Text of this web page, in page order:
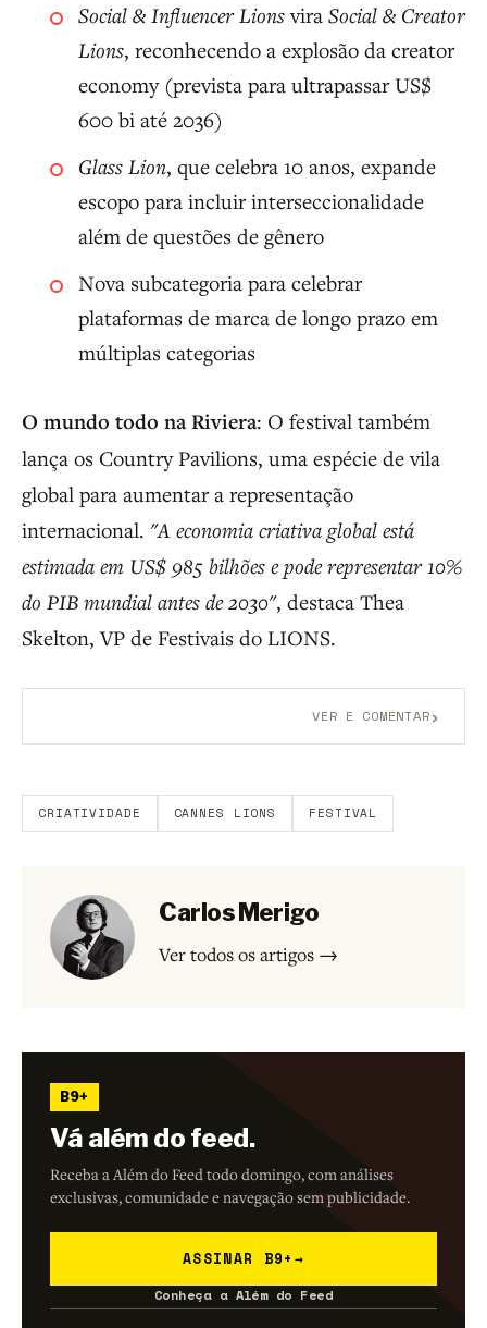
Social & Influencer Lionsvira Social & Creator
Lions, reconhecendo a explosão da creator
economy (prevista para ultrapassar US$
600 bi até 2036)
Glass Lion, que celebra 10 anos, expande
escopo para incluir interseccionalidade
além de questões de gênero
Nova subcategoria para celebrar
plataformas de marca de longo prazo em
múltiplas categorias
O mundo todo na Riviera: O festival também
lança os Country Pavilions, uma espécie de vila
global para aumentar a representação
internacional. "A economia criativa global está
estimada em US$ 985 bilhões e pode representar 10%
do PIB mundial antes de 2030", destaca Thea
Skelton, VP de Festivais do LIONS.
VER E COMENTAR›
CRIATIVIDADE CANNES LIONS FESTIVAL
Carlos Merigo
Ver todos os artigos →
B9+
Vá além do feed.
Receba a Além do Feed todo domingo, com análises
exclusivas, comunidade e navegação sem publicidade.
ASSINAR B9+ →
Conheça a Além do Feed